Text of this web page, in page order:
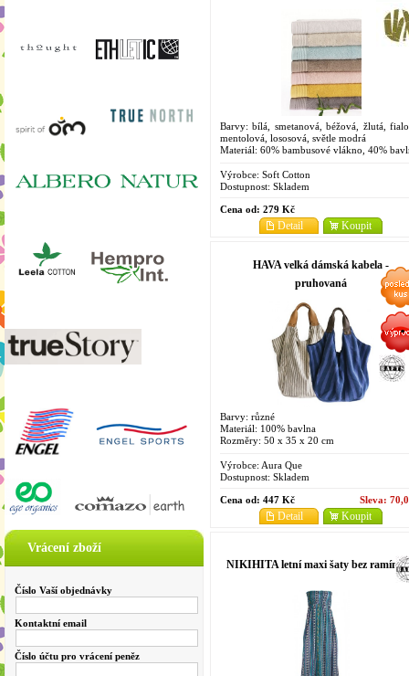
Vrácení zboží
Číslo Vaší objednávky
Kontaktní email
Číslo účtu pro vrácení peněz
Barvy: bílá, smetanová, béžová, žlutá,
mentolová, lososová, světle modrá
Materiál: 60% bambusové vlákno, 40%
Výrobce: Soft Cotton
Dostupnost: Skladem
Cena od: 279 Kč
Koupit
Detail
HAVA velká dámská kabela -
pruhovaná
Barvy: různé
Materiál: 100% bavlna
Rozměry: 50 x 35 x 20 cm
Výrobce: Aura Que
Dostupnost: Skladem
Cena od: 447 Kč Sleva:
Koupit
Detail
NIKIHITA letní maxi šaty bez ramínek